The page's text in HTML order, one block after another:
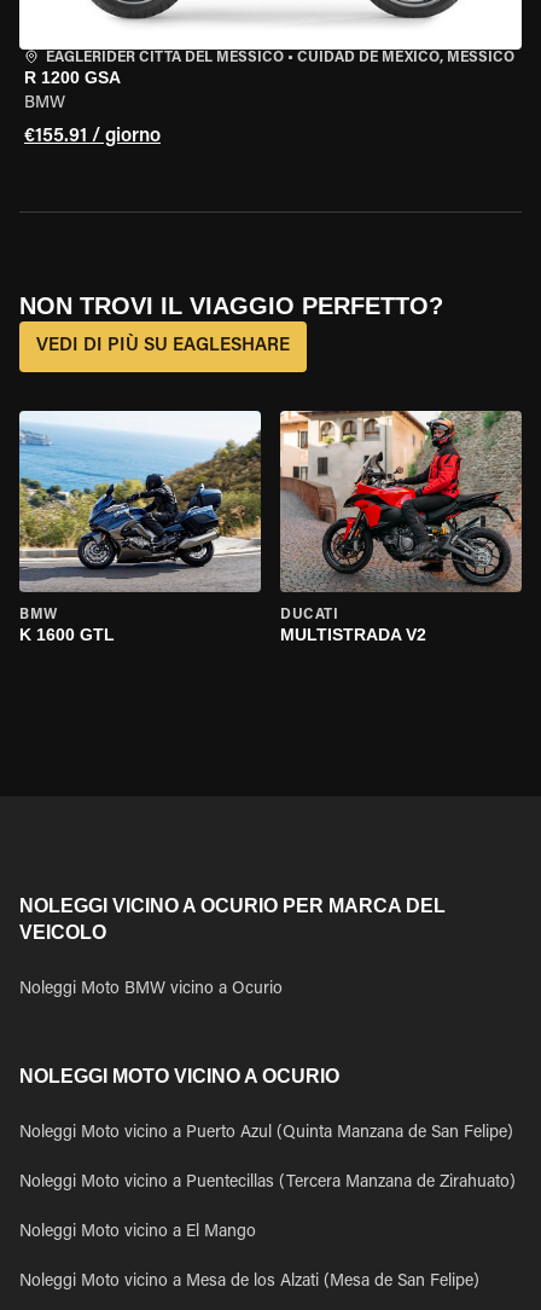
EAGLERIDER CITTÀ DEL MESSICO • CUIDAD DE MEXICO, MESSICO
R 1200 GSA
BMW
€155.91 / giorno
NON TROVI IL VIAGGIO PERFETTO?
VEDI DI PIÙ SU EAGLESHARE
BMW
K 1600 GTL
DUCATI
MULTISTRADA V2
NOLEGGI VICINO A OCURIO PER MARCA DEL
VEICOLO
Noleggi Moto BMW vicino a Ocurio
NOLEGGI MOTO VICINO A OCURIO
Noleggi Moto vicino a Puerto Azul (Quinta Manzana de San Felipe)
Noleggi Moto vicino a Puentecillas (Tercera Manzana de Zirahuato)
Noleggi Moto vicino a El Mango
Noleggi Moto vicino a Mesa de los Alzati (Mesa de San Felipe)